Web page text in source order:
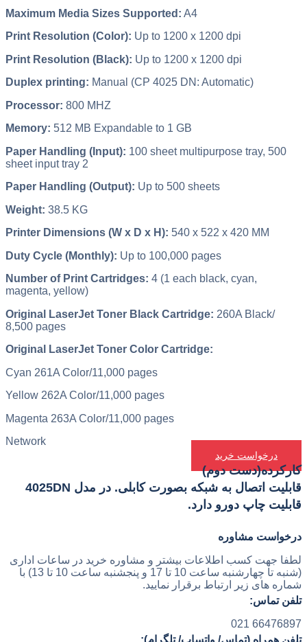
Maximum Media Sizes Supported: A4
Print Resolution (Color): Up to 1200 x 1200 dpi
Print Resolution (Black): Up to 1200 x 1200 dpi
Duplex printing: Manual (CP 4025 DN: Automatic)
Processor: 800 MHZ
Memory: 512 MB Expandable to 1 GB
Paper Handling (Input): 100 sheet multipurpose tray, 500
sheet input tray 2
Paper Handling (Output): Up to 500 sheets
Weight: 38.5 KG
Printer Dimensions (W x D x H): 540 x 522 x 420 MM
Duty Cycle (Monthly): Up to 100,000 pages
Number of Print Cartridges: 4 (1 each black, cyan,
magenta, yellow)
Original LaserJet Toner Black Cartridge: 260A Black/
8,500 pages
Original LaserJet Toner Color Cartridge:
Cyan 261A Color/11,000 pages
Yellow 262A Color/11,000 pages
Magenta 263A Color/11,000 pages
Network
درخواست خرید
کارکرده(دست دوم)
قابلیت اتصال به شبکه بصورت کابلی. در مدل 4025DN
قابلیت چاپ دورو دارد.
درخواست مشاوره
لطفا جهت کسب اطلاعات بیشتر و مشاوره خرید در ساعات اداری
(شنبه تا چهارشنبه ساعت 10 تا 17 و پنجشنبه ساعت 10 تا 13) با
شماره های زیر ارتباط برقرار نمایید.
تلفن تماس:
66476897 021
تلفن همراه (تماس/ واتساپ/ تلگرام):